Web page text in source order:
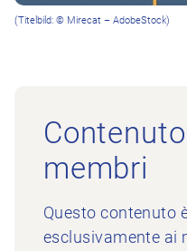
(Titelbild: © Mirecat – AdobeStock)
membri
Questo contenuto
esclusivamente ai